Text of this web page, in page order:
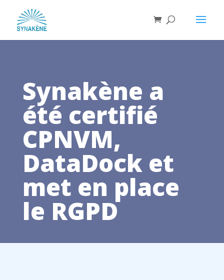
Synakène a
été certifié
CPNVM,
DataDock et
met en place
le RGPD